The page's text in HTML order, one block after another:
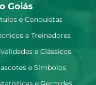
Goiás
e Conquistas
e Treinadores
e Clássicos
e Símbolos